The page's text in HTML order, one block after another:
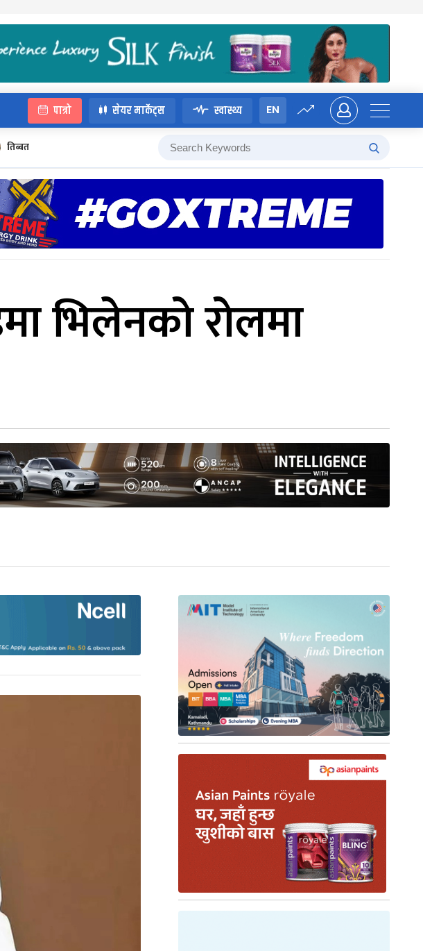
पात्रो सेयर मार्केट्स स्वास्थ्य EN
तिब्बत
भिलेनको रोलमा